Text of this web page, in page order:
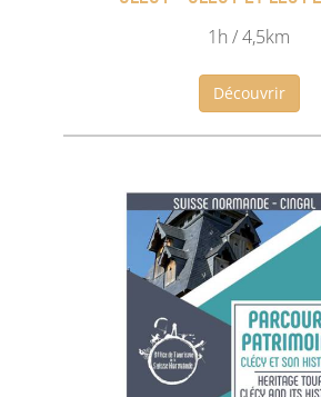
1h / 4,5km
Découvrir